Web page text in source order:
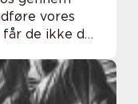
vores
de ikke den